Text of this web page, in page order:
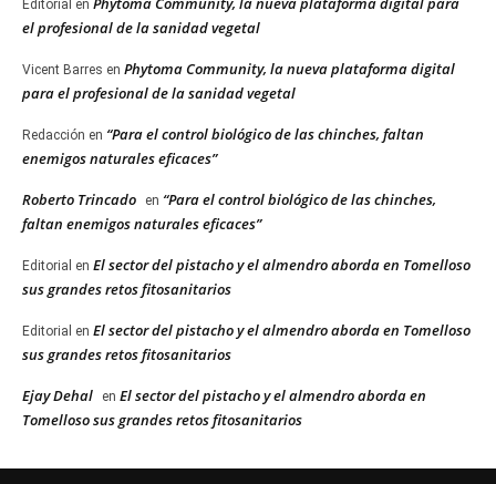
Editorial en
el profesional de la sanidad vegetal
Vicent Barres en Phytoma Community, la nueva plataforma digital
para el profesional de la sanidad vegetal
Redacción en “Para el control biológico de las chinches, faltan
enemigos naturales eficaces”
Roberto Trincado en “Para el control biológico de las chinches,
faltan enemigos naturales eficaces”
Editorial en El sector del pistacho y el almendro aborda en Tomelloso
sus grandes retos fitosanitarios
Editorial en El sector del pistacho y el almendro aborda en Tomelloso
sus grandes retos fitosanitarios
Ejay Dehal en El sector del pistacho y el almendro aborda en
Tomelloso sus grandes retos fitosanitarios